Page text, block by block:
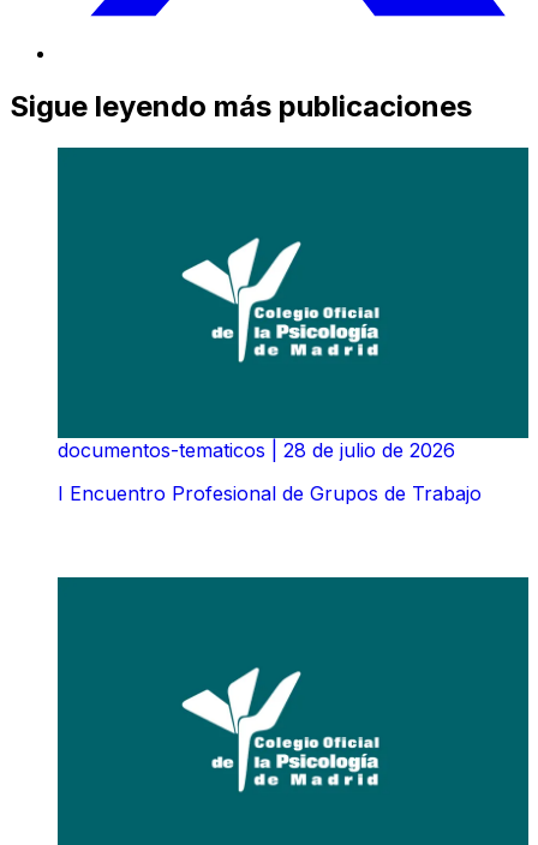
Sigue leyendo más publicaciones
documentos-tematicos
28 de julio de 2026
I Encuentro Profesional de Grupos de Trabajo